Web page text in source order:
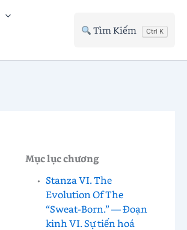
Tìm Kiếm Ctrl K
Mục lục chương
Stanza VI. The
Evolution Of The
“Sweat-Born.” — Đoạn
kinh VI. Sự tiến hoá